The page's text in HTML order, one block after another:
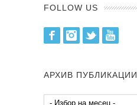
FOLLOW US
FacebookInstagram
Twitter
АРХИВ ПУБЛИКАЦИИ
Архив